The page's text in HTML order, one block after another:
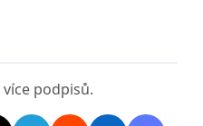
podpisů.